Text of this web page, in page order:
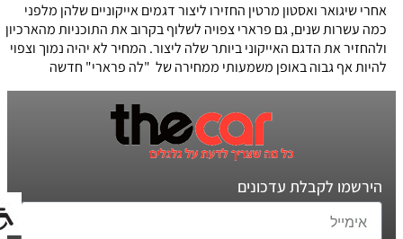
אחרי שיגואר ואסטון מרטין החזירו ליצור דגמים אייקוניים שלהן מלפני
כמה עשרות שנים, גם פרארי צפויה לשלוף בקרוב את התוכניות מהארכיון
ולהחזיר את הדגם האייקוני ביותר שלה ליצור. המחיר לא יהיה נמוך וצפוי
להיות אף גבוה באופן משמעותי ממחירה של "לה פרארי" חדשה
הירשמו לקבלת עדכונים